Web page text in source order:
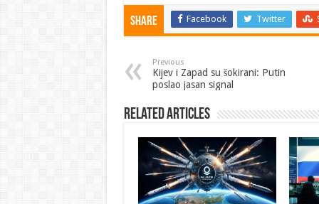
Share Facebook Twitter
Previous
Kijev i Zapad su šokirani: Putin
poslao jasan signal
Related Articles